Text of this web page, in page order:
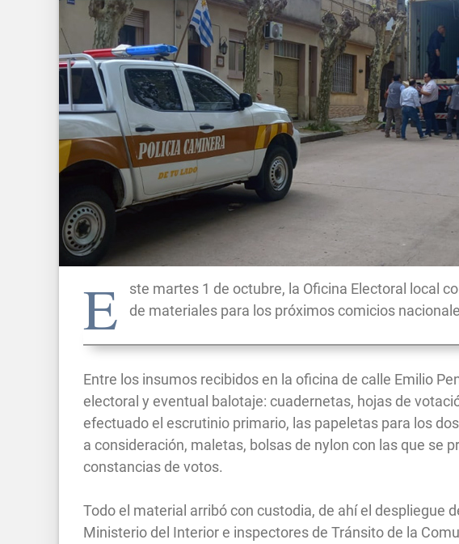
E
ste martes 1 de octubre, la Oficina Electoral local
de materiales para los próximos comicios
Entre los insumos recibidos en la oficina de calle Emilio
electoral y eventual balotaje: cuadernetas, hojas de
efectuado el escrutinio primario, las papeletas para los
a consideración, maletas, bolsas de nylon con las que se
constancias de votos.
Todo el material arribó con custodia, de ahí el despliegue
Ministerio del Interior e inspectores de Tránsito de la